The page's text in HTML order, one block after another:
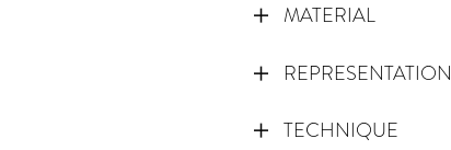
MATERIAL
REPRESENTATION
TECHNIQUE